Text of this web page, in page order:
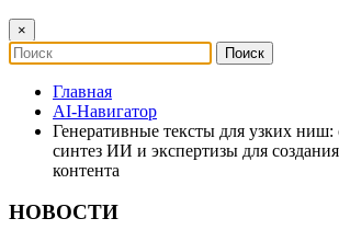
×
Главная
AI-Навигатор
Генеративные тексты для узких
синтез ИИ и экспертизы для
контента
НОВОСТИ